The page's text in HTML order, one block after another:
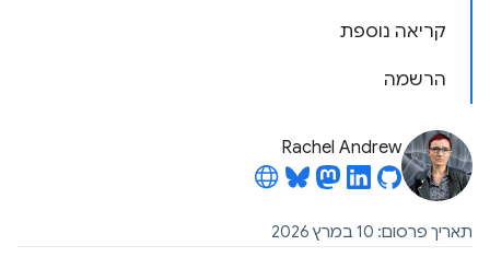
קריאה נוספת
הרשמה
Rachel Andrew
תאריך פרסום: 10 במרץ 2026